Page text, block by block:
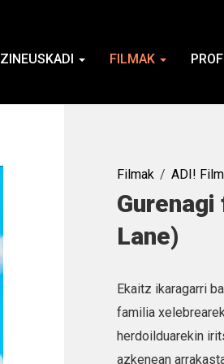
ZINEUSKADI FILMAK
Filmak ADI!
Lane)
Ekaitz ikaragarri
familia
herdoilduarekin
azkenean